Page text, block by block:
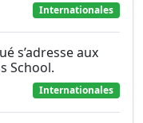
Internationales
s’adresse aux
School.
Internationales